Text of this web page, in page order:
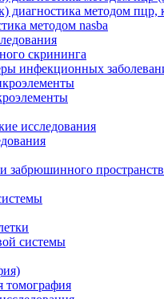
диагностика методом пцр,
методом nasba
скрининга
инфекционных
исследования
системы
томография